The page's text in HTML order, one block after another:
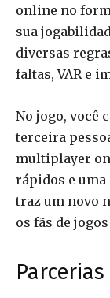
online no
sua
diversas
faltas, VAR e
No jogo, você
terceira
multiplayer
rápidos e uma
traz um novo
os fãs de